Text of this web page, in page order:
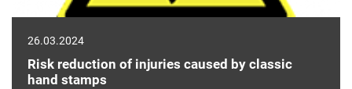
26.03.2024
Risk reduction of injuries caused by classic
hand stamps